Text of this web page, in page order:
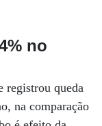
no
registrou queda
na comparação